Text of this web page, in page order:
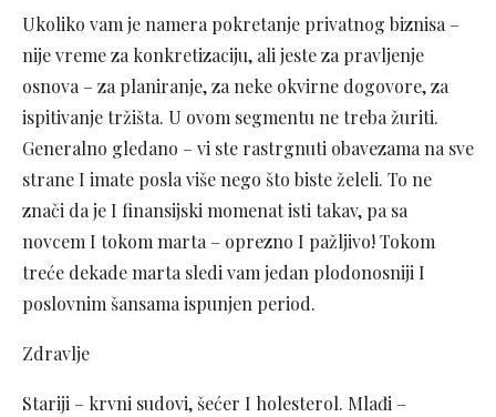
Ukoliko vam je namera pokretanje privatnog biznisa –
nije vreme za konkretizaciju, ali jeste za pravljenje
osnova – za planiranje, za neke okvirne dogovore, za
ispitivanje tržišta. U ovom segmentu ne treba žuriti.
Generalno gledano – vi ste rastrgnuti obavezama na sve
strane I imate posla više nego što biste želeli. To ne
znači da je I finansijski momenat isti takav, pa sa
novcem I tokom marta – oprezno I pažljivo! Tokom
treće dekade marta sledi vam jedan plodonosniji I
poslovnim šansama ispunjen period.
Zdravlje
Stariji – krvni sudovi, šećer I holesterol. Mlađi –